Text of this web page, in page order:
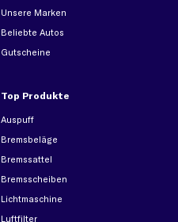
Unsere Marken
Beliebte Autos
Gutscheine
Top Produkte
Auspuff
Bremsbeläge
Bremssattel
Bremsscheiben
Lichtmaschine
Luftfilter